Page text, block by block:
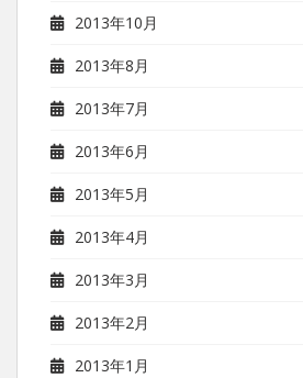
2013年10月
2013年8月
2013年7月
2013年6月
2013年5月
2013年4月
2013年3月
2013年2月
2013年1月